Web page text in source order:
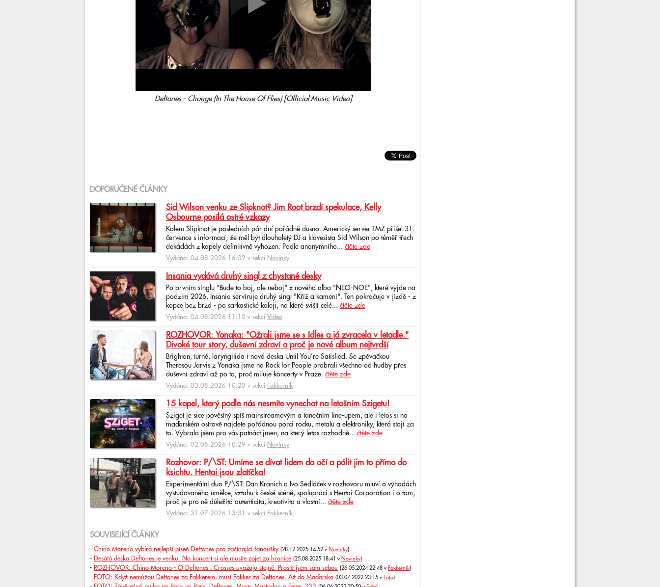
Deftones - Change (In The House Of Flies) [Official Music Video]
DOPORUČENÉ ČLÁNKY
Sid Wilson venku ze Slipknot? Jim Root brzdí spekulace, Kelly
Osbourne posílá ostré vzkazy
Kolem Slipknot je posledních pár dní pořádně dusno. Americký server TMZ přišel 31.
července s informací, že měl být dlouholetý DJ a klávesista Sid Wilson po téměř třech
dekádách z kapely definitivně vyhozen. Podle anonymního... čtěte zde
Vydáno: 04.08.2026 16:32 v sekci Novinky
Insania vydává druhý singl z chystané desky
Po prvním singlu "Bude to boj, ale neboj" z nového alba "NEO-NOE", které vyjde na
podzim 2026, Insania servíruje druhý singl "Kříž a kamení". Ten pokračuje v jízdě - z
kopce bez brzd - po sarkastické koleji, na které sviští celé... čtěte zde
Vydáno: 04.08.2026 11:10 v sekci Video
ROZHOVOR: Yonaka: "Ožrali jsme se s Idles a já zvracela v letadle."
Divoké tour story, duševní zdraví a proč je nové album nejtvrdší
Brighton, turné, laryngitida i nová deska Until You’re Satisfied. Se zpěvačkou
Theresou Jarvis z Yonaka jsme na Rock for People probrali všechno od hudby přes
duševní zdraví až po to, proč miluje koncerty v Praze. čtěte zde
Vydáno: 03.08.2026 10:20 v sekci Fakkerník
15 kapel, který podle nás nesmíte vynechat na letošním Szigetu!
Sziget je sice pověstný spíš mainstreamovým a tanečním line-upem, ale i letos si na
maďarském ostrově najdete pořádnou porci rocku, metalu a elektroniky, která stojí za
to. Vybrala jsem pro vás patnáct jmen, na který letos rozhodně... čtěte zde
Vydáno: 02.08.2026 10:29 v sekci Novinky
Rozhovor: P/\ST: Umíme se dívat lidem do očí a pálit jim to přímo do
ksichtu. Hentai jsou zlatíčka!
Experimentální duo P/\ST: Dan Kranich a Ivo Sedláček v rozhovoru mluví o výhodách
vystudovaného umělce, vztahu k české scéně, spolupráci s Hentai Corporation i o tom,
proč je pro ně důležitá autenticita, kreativita a vlastní... čtěte zde
Vydáno: 31.07.2026 13:31 v sekci Fakkerník
SOUVISEJÍCÍ ČLÁNKY
- Chino Moreno vybírá nejlepší píseň Deftones pro začínající fanoušky (28.12.2025 14:52 v Novinky)
- Desátá deska Deftones je venku. Na koncert si ale musíte zajet za hranice (25.08.2025 18:41 v Novinky)
- ROZHOVOR: Chino Moreno - O Deftones i Crosses uvažuju stejně. Prostě jsem sám sebou (26.05.2024 22:48 v Fakkerník)
- FOTO: Když nemůžou Deftones za Fakkerem, musí Fakker za Deftones. Až do Maďarska (03.07.2022 23:15 v Foto)